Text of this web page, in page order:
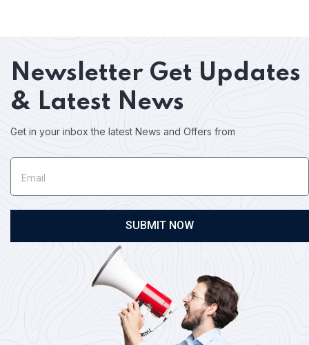
Newsletter Get Updates
& Latest News
Get in your inbox the latest News and Offers from
SUBMIT NOW